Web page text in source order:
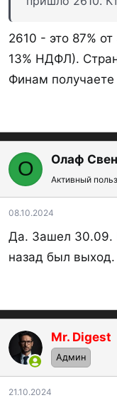
34,1 КБ · Просмотры: 1
е
к
Maria,
2610 - это 87%
13% НДФЛ).
Финам получаете
О Олаф
Активный
08.10.2024
Да. Зашел 30.09.
назад был выход.
Mr. Digest
Админ
21.10.2024